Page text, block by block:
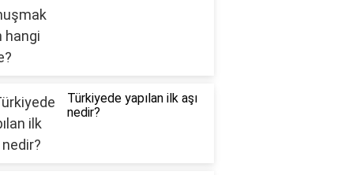
Türkiyede yapılan ilk aşı
nedir?